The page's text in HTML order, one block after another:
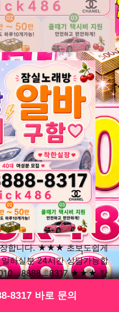
8317 바로 문의
8317 바로 문의
8317 바로 문의
8317 바로 문의
8317 바로 문의
8317 바로 문의
장합니다. ★★★ 초보ุุ도쉽게
실분 24시간 상담가능합
ㅡ8888ㅡ8317 ★★★ 잠
동ุุ노래방ุุ ◞✿ 풍납동ุุ노래방ุุ
8317 바로 문의
8317 바로 문의
8317 바로 문의